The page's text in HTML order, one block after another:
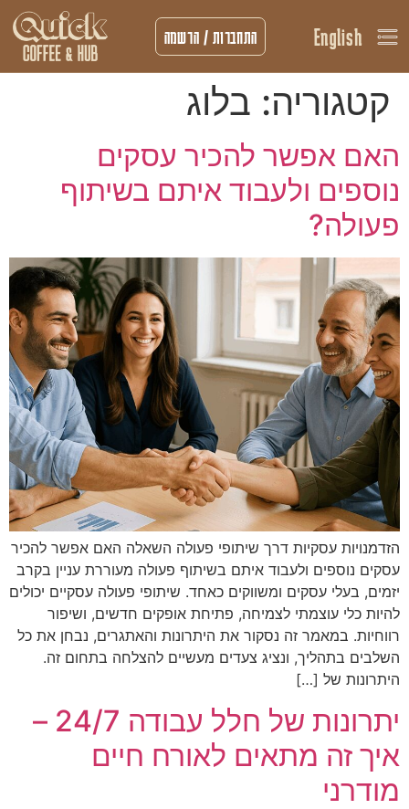
English התחברות / הרשמה
קטגוריה: בלוג
האם אפשר להכיר עסקים
נוספים ולעבוד איתם בשיתוף
פעולה?
הזדמנויות עסקיות דרך שיתופי פעולה השאלה האם אפשר להכיר
עסקים נוספים ולעבוד איתם בשיתוף פעולה מעוררת עניין בקרב
יזמים, בעלי עסקים ומשווקים כאחד. שיתופי פעולה עסקיים יכולים
להיות כלי עוצמתי לצמיחה, פתיחת אופקים חדשים, ושיפור
רווחיות. במאמר זה נסקור את היתרונות והאתגרים, נבחן את כל
השלבים בתהליך, ונציג צעדים מעשיים להצלחה בתחום זה.
היתרונות של […]
יתרונות של חלל עבודה 24/7 –
איך זה מתאים לאורח חיים
מודרני